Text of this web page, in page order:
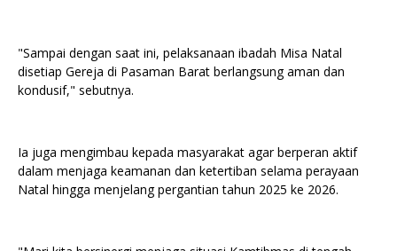
"Sampai dengan saat ini, pelaksanaan ibadah Misa Natal
disetiap Gereja di Pasaman Barat berlangsung aman dan
kondusif," sebutnya.
Ia juga mengimbau kepada masyarakat agar berperan aktif
dalam menjaga keamanan dan ketertiban selama perayaan
Natal hingga menjelang pergantian tahun 2025 ke 2026.